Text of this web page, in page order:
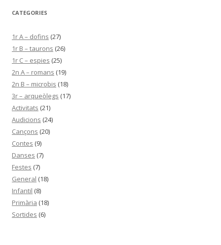
CATEGORIES
1r A – dofins (27)
1r B – taurons (26)
1r C – espies (25)
2n A – romans (19)
2n B – microbis (18)
3r – arqueòlegs (17)
Activitats (21)
Audicions (24)
Cançons (20)
Contes (9)
Danses (7)
Festes (7)
General (18)
Infantil (8)
Primària (18)
Sortides (6)